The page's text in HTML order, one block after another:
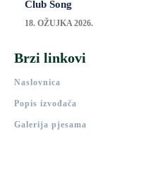
Club Song
18. OŽUJKA 2026.
Brzi linkovi
Naslovnica
Popis izvođača
Galerija pjesama